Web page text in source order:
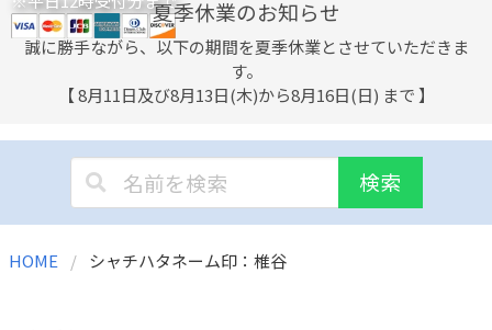
夏季休業のお知らせ
誠に勝手ながら、以下の期間を夏季休業とさせていただきま
す。
【 8月11日及び8月13日(木)から8月16日(日) まで 】
検索
HOME シャチハタネーム印：椎谷